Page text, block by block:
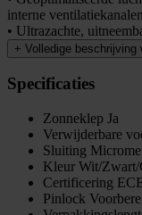
interne ventilatiekanalen
• Ultrazachte,
+ Volledige beschrijving
Specificaties
Zonneklep Ja
Verwijderbare
Sluiting
Kleur Wit/
Certificering
Pinlock